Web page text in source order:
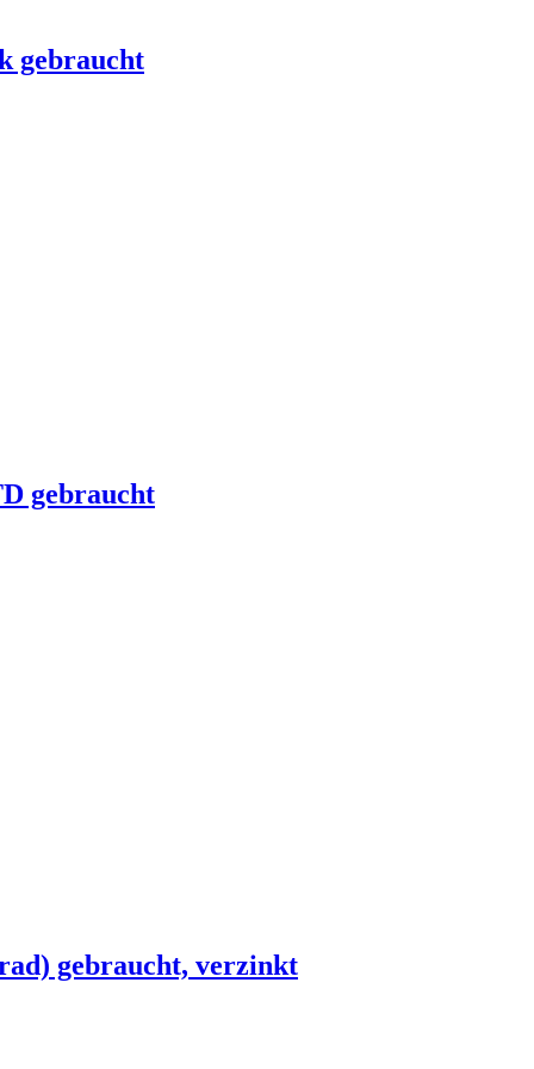
gebraucht
gebraucht
gebraucht, verzinkt